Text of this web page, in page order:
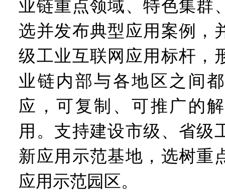
业链重点领域、特色集群
选并发布典型应用案例，
级工业互联网应用标杆，
业链内部与各地区之间
应，可复制、可推广的
用。支持建设市级、省级
新应用示范基地，选树重
应用示范园区。